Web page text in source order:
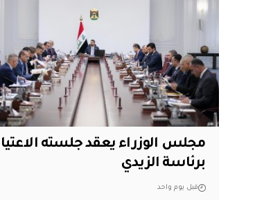
مجلس الوزراء يعقد جلسته
برئاسة الزيدي
قبل يوم واحد